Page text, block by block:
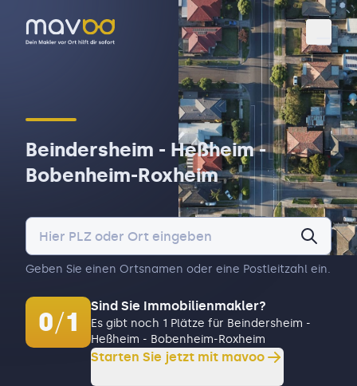
Beindersheim - Heßheim -
Bobenheim-Roxheim
Geben Sie einen Ortsnamen oder eine Postleitzahl ein.
0/1
Sind Sie Immobilienmakler?
Es gibt noch 1 Plätze für Beindersheim -
Heßheim - Bobenheim-Roxheim
Starten Sie jetzt mit mavoo